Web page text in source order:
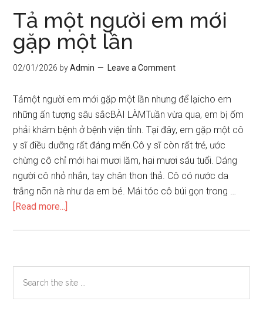
Tả một người em mới
gặp một lần
02/01/2026 byAdmin Leave a Comment
Tảmột người em mới gặp một lần nhưng để lạicho em
những ấn tượng sâu sắcBÀI LÀMTuần vừa qua, em bị ốm
phải khám bệnh ở bệnh viện tỉnh. Tại đây, em gặp một cô
y sĩ điều dưỡng rất đáng mến.Cô y sĩ còn rất trẻ, ước
chừng cô chỉ mới hai mươi lăm, hai mươi sáu tuổi. Dáng
người cô nhỏ nhắn, tay chân thon thả. Cô có nước da
trắng nõn nà như da em bé. Mái tóc cô búi gọn trong …
[Read more...]
em
mới
gặp
Primary
Sidebar
the